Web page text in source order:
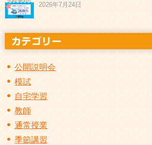
2026年7月24日
公開説明会
模試
自宅学習
教師
通常授業
季節講習